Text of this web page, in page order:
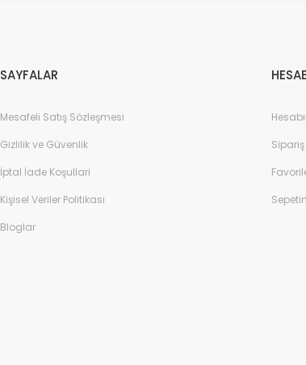
SAYFALAR
Mesafeli Satış Sözleşmesi
Gizlilik ve Güvenlik
İptal İade Koşullari
Kişisel Veriler Politikası
Bloglar